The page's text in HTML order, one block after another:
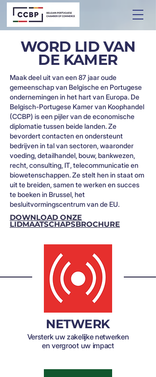
WORD LID VAN
DE KAMER
Maak deel uit van een 87 jaar oude
gemeenschap van Belgische en Portugese
ondernemingen in het hart van Europa. De
Belgisch-Portugese Kamer van Koophandel
(CCBP) is een pijler van de economische
diplomatie tussen beide landen. Ze
bevordert contacten en ondersteunt
bedrijven in tal van sectoren, waaronder
voeding, detailhandel, bouw, bankwezen,
recht, consulting, IT, telecommunicatie en
biowetenschappen. Ze stelt hen in staat om
uit te breiden, samen te werken en succes
te boeken in Brussel, het
besluitvormingscentrum van de EU.
DOWNLOAD ONZE
LIDMAATSCHAPSBROCHURE
NETWERK
Versterk uw zakelijke netwerken
en vergroot uw impact